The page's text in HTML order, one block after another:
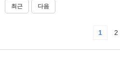
최근 다음
1 2